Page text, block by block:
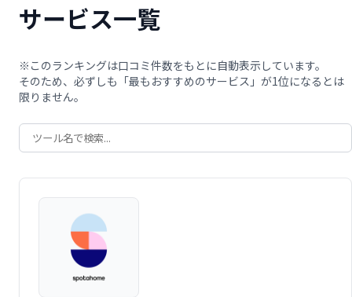
サービス一覧
※このランキングは口コミ件数をもとに自動表示しています。
そのため、必ずしも「最もおすすめのサービス」が1位になるとは
限りません。